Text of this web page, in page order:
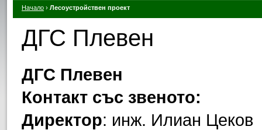
Начало › Лесоустройствен проект
ДГС Плевен
ДГС Плевен
Контакт със звеното:
Директор: инж. Илиан Цеков